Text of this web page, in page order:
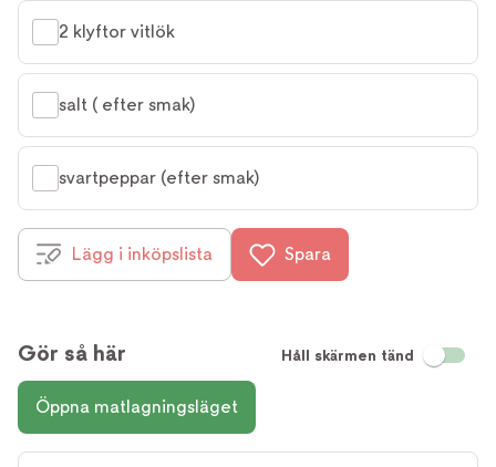
2 klyftor vitlök
salt ( efter smak)
svartpeppar (efter smak)
Lägg i inköpslista Spara
Gör så här Håll skärmen tänd
Öppna matlagningsläget